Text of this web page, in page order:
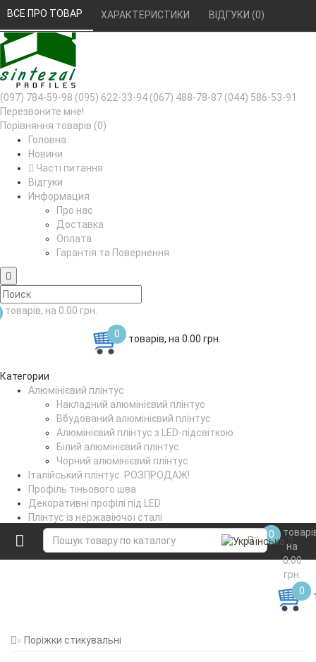
РУС УКР
(097) 784-59-98 (095) 622-33-94 (067) 488-78-87 (044) 586-53-91
Перезвоните мне!
Порівняння товарів (0)
Головна
Новини
Часті питання
Відгуки
Информация
Про нас
Доставка
Оплата
Гарантія та Повернення
товарів, на 0.00 грн.
0 товарів, на 0.00 грн.
Категории
Алюмінієвий плінтус
Накладний алюмінієвий плінтус
Вбудований алюмінієвий плінтус
Алюмінієвий плінтус з LED-підсвіткою
Білий алюмінієвий плінтус
Чорний алюмінієвий плінтус
Італійський плінтус. РОЗПРОДАЖ!
Профіль тіньового шва
Декоративні профілі під LED
Плінтус із нержавіючої сталі
Поріжки стикувальні
Коптильне вішало
0
на
0.00
грн.
0
Поріжки стикувальні
ВСЕ ПРО ТОВАР ХАРАКТЕРИСТИКИ ВІДГУКИ (0)